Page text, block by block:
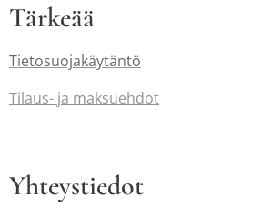
Tärkeää
Tietosuojakäytäntö
Tilaus- ja maksuehdot
Yhteystiedot